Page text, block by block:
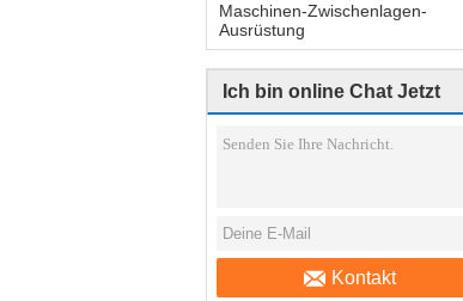
Maschinen-Zwischenlagen-
Ausrüstung
Ich bin online Chat Jetzt
Kontakt